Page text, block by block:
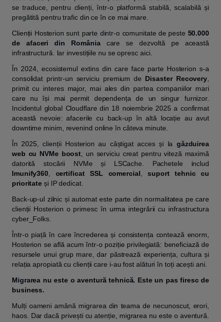
se traduce, pentru clienți, într-o platformă stabilă, scalabilă și
pregătită pentru trafic din ce în ce mai mare.
Clienții Hosterion sunt parte dintr-o comunitate de peste 50.000
de afaceri din Româniacare se dezvoltă pe această
infrastructură. Iar investițiile nu se opresc aici.
În 2024, ecosistemul extins din care face parte Hosterion s-a
consolidat printr-un serviciu premium de Disaster Recovery
primit cu interes major, mai ales din partea companiilor mari
care nu își mai permit dependența de un singur furnizor.
Incidentul global Cloudflare din 18 noiembrie 2025 a confirmat
această nevoie: afacerile cu back-up în altă locație au avut
downtime minim, revenind online în câteva minute.
În 2025, clienții Hosterion au câștigat acces și la găzduirea
web cu NVMe boost , un serviciu creat pentru viteză maximă
datorită stocării NVMe și LSCache. Pachetele includ
Imunify360
certificat SSL comercial ,suport tehnic cu
prioritate și IP dedicat.
Back-up-ul zilnic și automat este parte din normalitatea pe care
clienții Hosterion o primesc în urma integrării cu infrastructura
cyber_Folks.
Într-o piață în care încrederea și consistența contează enorm,
Hosterion se află acum într-o poziție privilegiată: beneficiază de
resursele unui grup mare, dar păstrează experiența, cultura și
relația apropiată cu clienții care i-au fost alături în toți acești ani.
Migrarea nu este o aventură tehnică. Este un pas firesc de
business.
Mulți oameni amână migrarea din teama de necunoscut, erori,
haos. Dar dacă privești cu atenție, migrarea nu este o aventură.